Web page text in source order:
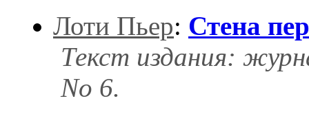
Лоти Пьер: Стена
Текст издания:
No 6.